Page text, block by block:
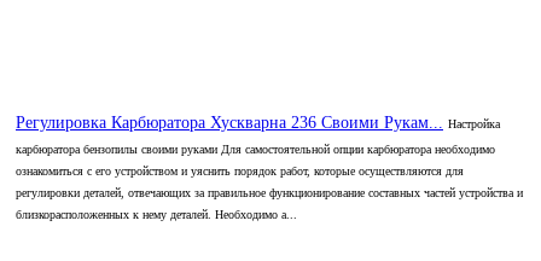
Регулировка Карбюратора Хускварна 236 Своими Рукам... Настройка
карбюратора бензопилы своими руками Для самостоятельной опции карбюратора необходимо
ознакомиться с его устройством и уяснить порядок работ, которые осуществляются для
регулировки деталей, отвечающих за правильное функционирование составных частей устройства и
близкорасположенных к нему деталей. Необходимо а...